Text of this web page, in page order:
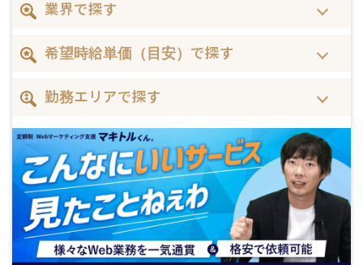
業界で探す
希望時給単価（目安）で探す
勤務エリアで探す